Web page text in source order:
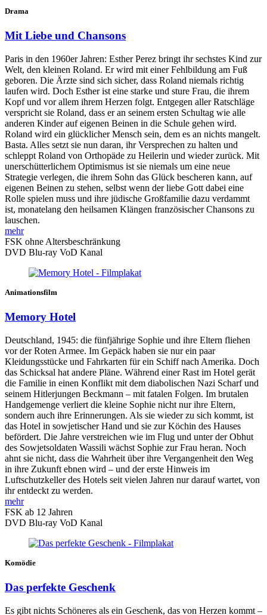
Drama
Mit Liebe und Chansons
Paris in den 1960er Jahren: Esther Perez bringt ihr sechstes Kind zur
Welt, den kleinen Roland. Er wird mit einer Fehlbildung am Fuß
geboren. Die Ärzte sind sich sicher, dass Roland niemals richtig
laufen wird. Doch Esther ist eine starke und sture Frau, die ihrem
Kopf und vor allem ihrem Herzen folgt. Entgegen aller Ratschläge
verspricht sie Roland, dass er an seinem ersten Schultag wie alle
anderen Kinder auf eigenen Beinen in die Schule gehen wird.
Roland wird ein glücklicher Mensch sein, dem es an nichts mangelt.
Basta. Alles setzt sie nun daran, ihr Versprechen zu halten und
schleppt Roland von Orthopäde zu Heilerin und wieder zurück. Mit
unerschütterlichem Optimismus ist sie niemals um eine neue
Strategie verlegen, die ihrem Sohn das Glück bescheren kann, auf
eigenen Beinen zu stehen, selbst wenn der liebe Gott dabei eine
Rolle spielen muss und ihre jüdische Großfamilie dazu verdammt
ist, monatelang den heilsamen Klängen französischer Chansons zu
lauschen.
mehr
FSK ohne Altersbeschränkung
DVD Blu-ray VoD Kanal
Animationsfilm
Memory Hotel
Deutschland, 1945: die fünfjährige Sophie und ihre Eltern fliehen
vor der Roten Armee. Im Gepäck haben sie nur ein paar
Kleidungsstücke und Fahrkarten für ein Schiff nach Amerika. Doch
das Schicksal hat andere Pläne. Während einer Rast im Hotel gerät
die Familie in einen Konflikt mit dem diabolischen Nazi Scharf und
seinem Hitlerjungen Beckmann – mit fatalen Folgen. Im brutalen
Handgemenge verliert die kleine Sophie nicht nur ihre Eltern,
sondern auch ihre Erinnerungen. Als sie wieder zu sich kommt, ist
das Hotel in sowjetischer Hand und sie zur Köchin des Hauses
befördert. Die Jahre verstreichen wie im Flug und unter der Obhut
des Sowjetsoldaten Wassili wächst Sophie zur Frau heran. Noch
ahnt sie nicht, dass die Wahrheit über ihre Vergangenheit den Weg
in ihre Zukunft ebnen wird – und der erste Hinweis im
Luftschutzkeller des Hotels seit vielen Jahren nur darauf wartet, von
ihr entdeckt zu werden.
mehr
FSK ab 12 Jahren
DVD Blu-ray VoD Kanal
Komödie
Das perfekte Geschenk
Es gibt nichts Schöneres als ein Geschenk, das von Herzen kommt –